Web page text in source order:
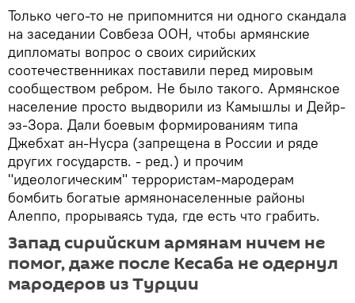
Только чего-то не припомнится ни одного скандала
на заседании Совбеза ООН, чтобы армянские
дипломаты вопрос о своих сирийских
соотечественниках поставили перед мировым
сообществом ребром. Не было такого. Армянское
население просто выдворили из Камышлы и Дейр-
эз-Зора. Дали боевым формированиям типа
Джебхат ан-Нусра (запрещена в России и ряде
других государств. - ред.) и прочим
"идеологическим" террористам-мародерам
бомбить богатые армянонаселенные районы
Алеппо, прорываясь туда, где есть что грабить.
Запад сирийским армянам ничем не
помог, даже после Кесаба не одернул
мародеров из Турции